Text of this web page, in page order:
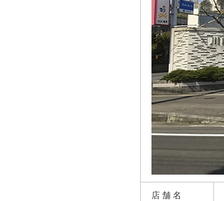
店 舗 名